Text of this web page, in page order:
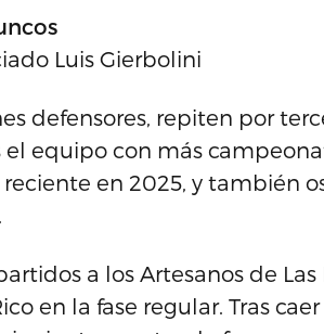
Luis Gierbolini
defensores, repiten por
equipo con más
en 2025, y también
a los Artesanos de
en la fase regular. Tras